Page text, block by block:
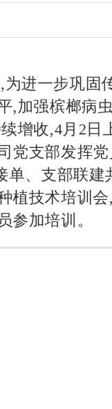
进一步巩固
,加强槟榔病
增收,4月2日
党支部发挥
单、支部联建
植技术培训
参加培训。